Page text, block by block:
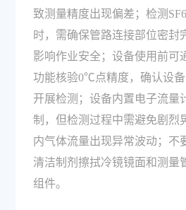
致测量精度出现偏差；检测
时，需确保管路连接部位密封
影响作业安全；设备使用前可
功能核验0℃点精度，确认设
开展检测；设备内置电子流量
制，但检测过程中需避免剧烈
内气体流量出现异常波动；不
清洁制剂擦拭冷镜镜面和测量
组件。